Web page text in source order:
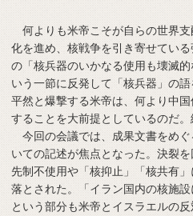
何よりも米帝こそが自らの世界
化を進め、核戦争を引き寄せてい
の「核兵器のいかなる使用も壊滅
いう一節に反発して「核兵器」の
平然と爆撃する米帝は、何より中
することを大前提としているのだ。
今回の会議では、成果文書をめ
いての記述が焦点となった。決裂
先制不使用や「核抑止」「核共有
落とされた。「イラン国内の核施設
という部分も米帝とイスラエルの